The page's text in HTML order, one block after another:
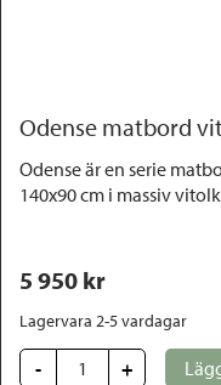
Odense matbord
Odense är en serie
140x90 cm i massiv
5 950 kr
Lagervara 2-5 vardagar
- +